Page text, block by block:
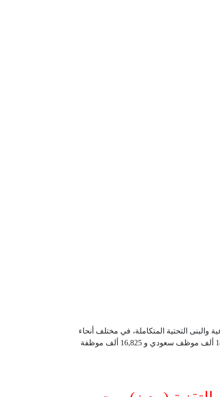
يتمثل في تطوير الأراضي الصناعية والبنى التحتية المتكاملة، في مختلف أنحاء
المملكة، بالإضافة إلى إشرافها على المجمعات والمدن الصناعية الخاصة، ويعمل فيها أكثر من 550 ألف موظف منهم 185,840 ألف موظف سعودي و 16,825 ألف موظفة